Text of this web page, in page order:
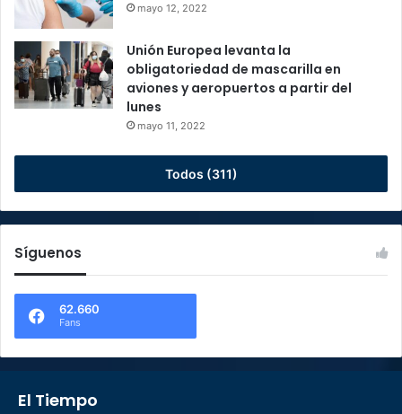
mayo 12, 2022
Unión Europea levanta la
obligatoriedad de mascarilla en
aviones y aeropuertos a partir del
lunes
mayo 11, 2022
Todos (311)
Síguenos
62.660
Fans
El Tiempo